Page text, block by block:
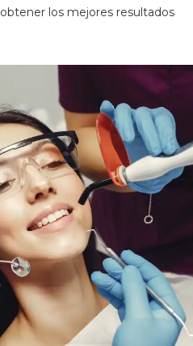
los mejores resultados